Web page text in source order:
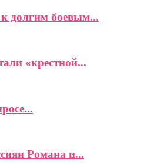
долгим боевым...
«крестной...
Романа и...